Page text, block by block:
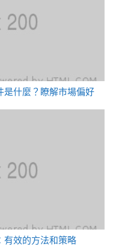
是什麼？瞭解市場偏好
有效的方法和策略